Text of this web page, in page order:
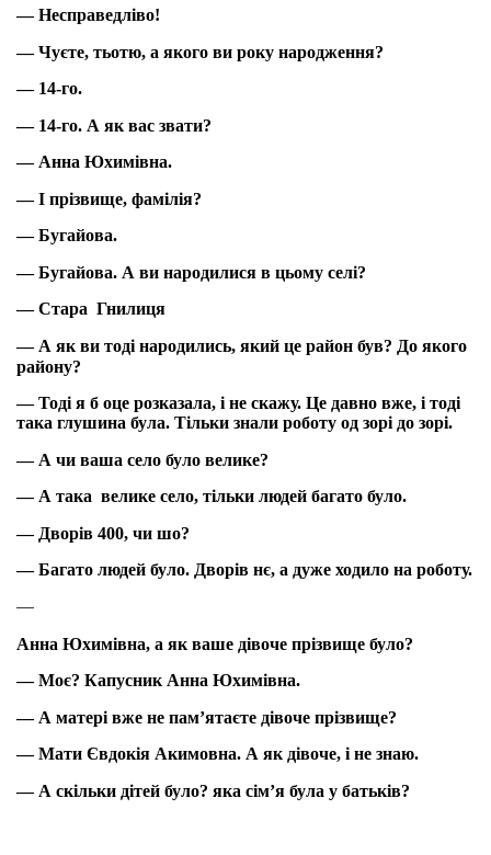
— Несправедліво!
— Чуєте, тьотю, а якого ви року народження?
— 14-го.
— 14-го. А як вас звати?
— Анна Юхимівна.
— І прізвище, фамілія?
— Бугайова.
— Бугайова. А ви народилися в цьому селі?
— Стара Гнилиця
— А як ви тоді народились, який це район був? До якого
району?
— Тоді я б оце розказала, і не скажу. Це давно вже, і тоді
така глушина була. Тільки знали роботу од зорі до зорі.
— А чи ваша село було велике?
— А така велике село, тільки людей багато було.
— Дворів 400, чи шо?
— Багато людей було. Дворів нє, а дуже ходило на роботу.
—
Анна Юхимівна, а як ваше дівоче прізвище було?
— Моє? Капусник Анна Юхимівна.
— А матері вже не пам’ятаєте дівоче прізвище?
— Мати Євдокія Акимовна. А як дівоче, і не знаю.
— А скільки дітей було? яка сім’я була у батьків?